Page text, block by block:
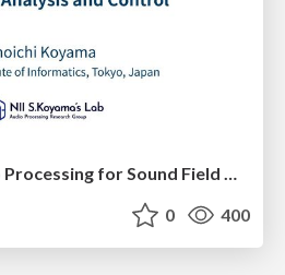
Neural Spatial Audio Processing for Sound Field Analysis and Control
0 400